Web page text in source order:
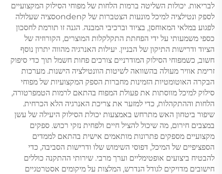
לבריאות. יכולות השליטה ברמות הלחות של מפוחי הסילוק המקצועיים
לספק ונטילציה למיכל מונעות הצטברות של קondenסציה שעלולה
לפגוע במלאי המאוחסן, בציוד וברכיבי המבנה. הגנה זו תורמת לחסכון
כספי משמעותי על ידי הפחתת התקלקלות המוצרים, הקורוזיה של
הציוד ודרישות התיקון של הבניין. יעילות האנרגיה מהווה יתרון נוסף
חשוב, כשמפוחי הסילוק המודרניים צורכים פחות חשמל תוך כדי סיפוק
זרימת אוויר מעולה בהשוואה לשיטות הוונטילציה הישנות. מערכות
הבקרה האוטומטיות הזמינות מחברות הספק המקצועיות של מפוחי
סילוק למיכל מווסתות את פעולת המפוח בהתאם לרמות הטמפרטורה,
הלחות וההתקהלות, כדי למזער את צריכת האנרגיה הלא הכרחית.
שיפור ביטחון האש מתרחש באמצעות יכולת הסילוק היעילה של עשן
במצבים חירום, מה שיכול להציל חיים ולפחית נזקי רכוש. ספקים
מקצועיים מספקים פתרונות מותאמים אישית בהתאם לממדים
הספציפיים של המיכל, דפוסי השימוש שלו ודרישות הסביבה, כדי
להבטיח ביצועים אופטימליים וערך מרבי. שירותי ההתקנה כוללים
חישובים מדויקים לגודל הנדרש, המלצות על מיקומים אסטרטגיים